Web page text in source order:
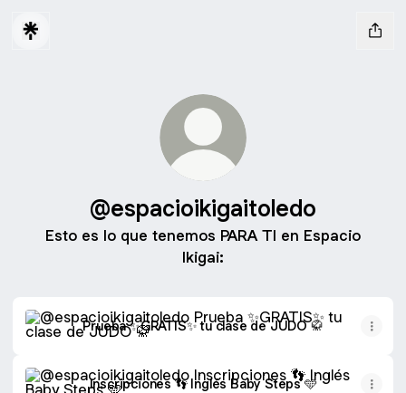
@espacioikigaitoledo
Esto es lo que tenemos PARA TI en Espacio
Ikigai:
Prueba ✨GRATIS✨ tu clase de JUDO 🥋
Inscripciones 👣 Inglés Baby Steps 🩵